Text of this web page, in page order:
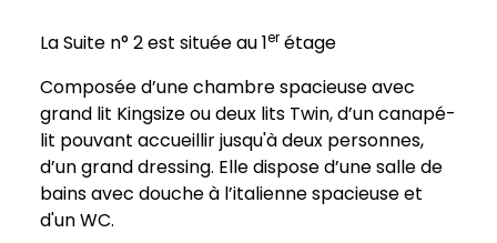
La Suite n° 2 est située au 1 er étage
Composée d’une chambre spacieuse avec
grand lit Kingsize ou deux lits Twin, d’un canapé-
lit pouvant accueillir jusqu'à deux personnes,
d’un grand dressing. Elle dispose d’une salle de
bains avec douche à l’italienne spacieuse et
d'un WC.